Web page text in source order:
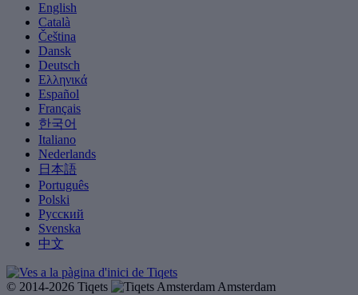
English
Català
Čeština
Dansk
Deutsch
Ελληνικά
Español
Français
한국어
Italiano
Nederlands
日本語
Português
Polski
Русский
Svenska
中文
© 2014-2026 Tiqets
Amsterdam